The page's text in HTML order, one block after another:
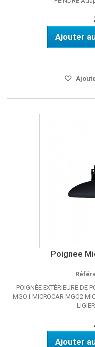
Ajouter
Poignee
POIGNÉE EXTÉRIEURE DE
MGO1 MICROCAR MGO2
Ajouter